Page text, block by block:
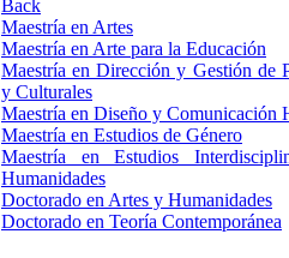
Back
Maestría en Artes
Maestría en Arte para la Educación
Maestría en Dirección y Gestión de
y Culturales
Maestría en Diseño y Comunicación
Maestría en Estudios de Género
Maestría en Estudios
Humanidades
Doctorado en Artes y Humanidades
Doctorado en Teoría Contemporánea